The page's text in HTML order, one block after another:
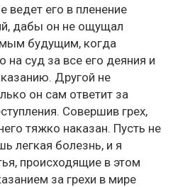
его в пленение
дабы он не ощущал
будущим, когда
на суд за все его деяния и
Другой не
он сам ответит за
Совершив грех,
тяжко наказан. Пусть не
легкая болезнь, и я
происходящие в этом
за грехи в мире